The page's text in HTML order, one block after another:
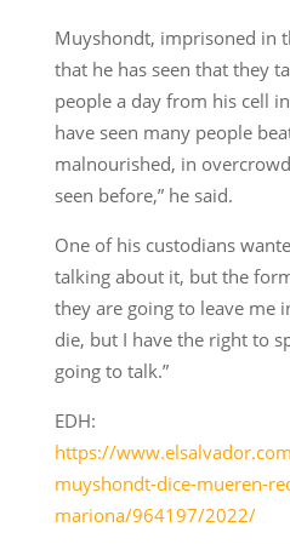
Muyshondt, imprisoned in
that he has seen that they
people a day from his cell
have seen many people
malnourished, in
seen before,” he said.
One of his custodians
talking about it, but the
they are going to leave me
die, but I have the right to
going to talk.”
EDH:
https://
muyshondt-dice-mueren-
mariona/964197/2022/